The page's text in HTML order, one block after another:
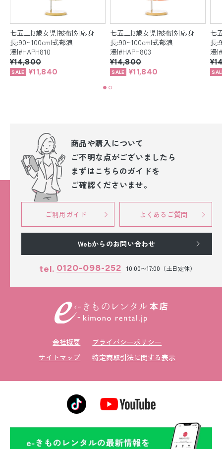
七五三|3歳女児|被布|対応身
長:90~100cm|式部浪
漫|#HAPH810
¥14,800
¥11,840
七五三|3歳女児|被布|対応身
長:90~100cm|式部浪
漫|#HAPH803
¥14,800
¥11,840
七
長
漫
商品や購入について
ご不明な点がございましたら
まずはこちらのガイドを
ご確認くださいませ。
ご利用ガイド よくあるご質問
Webからのお問い合わせ
tel. 0120-098-252 10:00〜17:00（土日定休）
会社概要
プライバシーポリシー
サイトマップ
特定商取引法に関する表示